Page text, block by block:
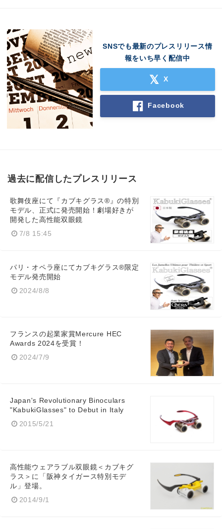
SNSでも最新のプレスリリース情
報をいち早く配信中
X
Facebook
過去に配信したプレスリリース
歌舞伎座にて『カブキグラス®』の特別
モデル、正式に発売開始！劇場好きが
開発した高性能双眼鏡
7/8 15:45
パリ・オペラ座にてカブキグラス®限定
モデル発売開始
2024/8/8
フランスの起業家賞Mercure HEC
Awards 2024を受賞！
2024/7/9
Japan's Revolutionary Binoculars
"KabukiGlasses" to Debut in Italy
2015/5/21
高性能ウェアラブル双眼鏡＜カブキグ
ラス＞に「阪神タイガース特別モデ
ル」登場。
2014/9/1